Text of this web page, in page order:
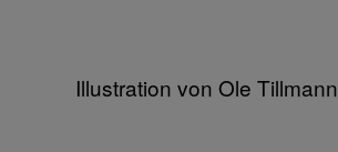
Illustration von Ole Tillmann